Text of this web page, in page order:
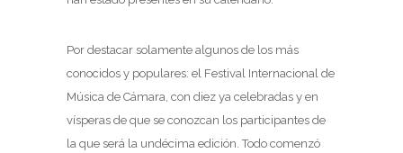
Por destacar solamente algunos de los más
conocidos y populares: el Festival Internacional de
Música de Cámara, con diez ya celebradas y en
vísperas de que se conozcan los participantes de
la que será la undécima edición. Todo comenzó